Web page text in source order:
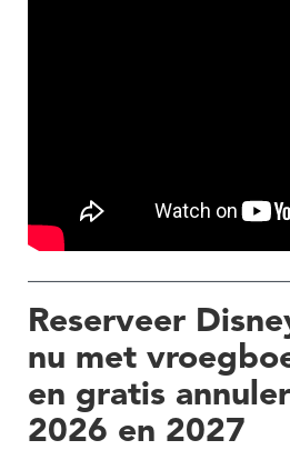
Reserveer
nu met
en gratis
2026 en 2027